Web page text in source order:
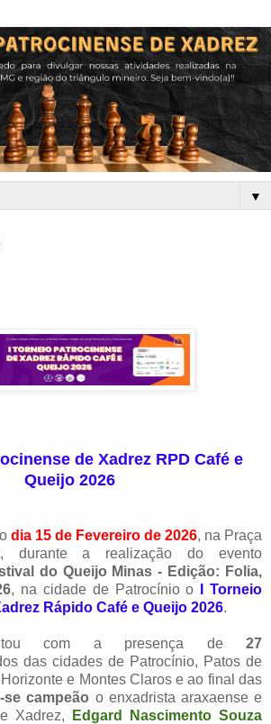
▼
de Xadrez RPD Café e
Queijo 2026
dia 15 de Fevereiro de 2026, na Praça
durante a realização do evento
do Queijo Minas - Edição: Folia,
, na cidade de Patrocínio o
I Torneio
Rápido Café e Queijo 2026.
com a presença de 27
das cidades de Patrocínio, Patos de
e Montes Claros e ao final das
se campeão o enxadrista araxaense e
Xadrez,
Edgard Nascimento Souza